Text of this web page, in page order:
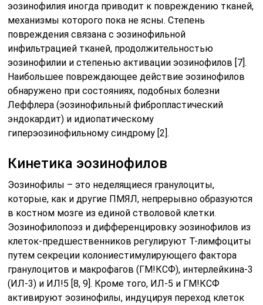
эозинофилия иногда приводит к повреждению тканей,
механизмы которого пока не ясны. Степень
повреждения связана с эозинофильной
инфильтрацией тканей, продолжительностью
эозинофилии и степенью активации эозинофилов [7].
Наибольшее повреждающее действие эозинофилов
обнаружено при состояниях, подобных болезни
Леффлера (эозинофильный фибропластический
эндокардит) и идиопатическому
гиперэозинофильному синдрому [2].
Кинетика эозинофилов
Эозинофилы – это неделящиеся гранулоциты,
которые, как и другие ПМЯЛ, непрерывно образуются
в костном мозге из единой стволовой клетки.
Эозинофилопоэз и дифференцировку эозинофилов из
клеток-предшественников регулируют Т-лимфоциты
путем секреции колониестимулирующего фактора
гранулоцитов и макрофагов (ГМ!КСФ), интерлейкина-3
(ИЛ-3) и ИЛ!5 [8, 9]. Кроме того, ИЛ-5 и ГМ!КСФ
активируют эозинофилы, индуцируя переход клеток